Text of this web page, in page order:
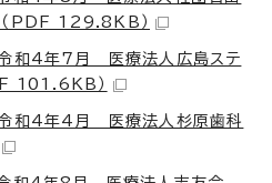
（PDF 129.8KB）
和4年7月 医療法人広島ステ
101.6KB）
和4年4月 医療法人杉原歯科